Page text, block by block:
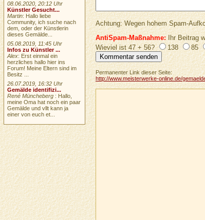
Achtung: Wegen hohem Spam-
AntiSpam-Maßnahme:Ihr Beitrag
Wieviel ist 47 + 56?
138 85
Permanenter Link dieser Seite:
http://www.meisterwerke-online.de/
08.06.2020, 20:12 Uhr
Künstler Gesucht...
Martin: Hallo liebe
Community, ich suche nach
dem, oder der Künstlerin
dieses Gemälde...
05.08.2019, 11:45 Uhr
Infos zu Künstler ...
Alex: Erst einmal ein
herzliches hallo hier ins
Forum! Meine Eltern sind im
Besitz ...
26.07.2019, 16:32 Uhr
Gemälde identifizi...
René Müncheberg : Hallo,
meine Oma hat noch ein paar
Gemälde und vllt kann ja
einer von euch et...